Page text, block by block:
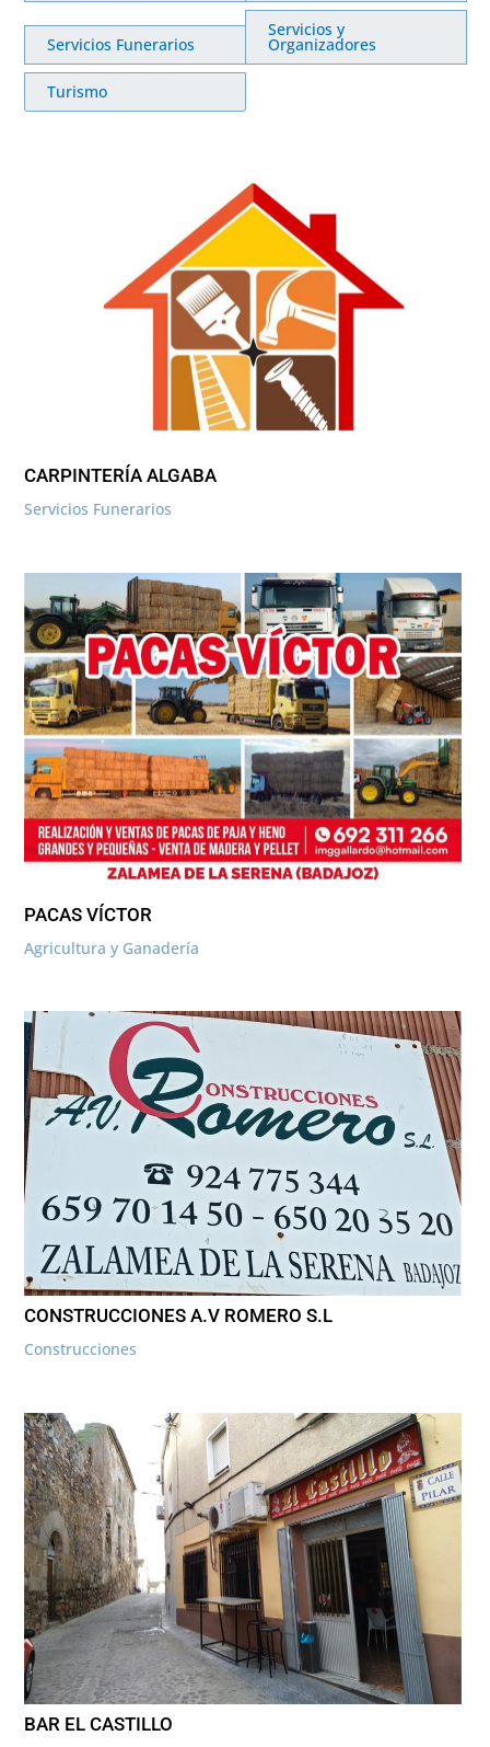
Servicios Funerarios
Servicios y
Organizadores
Turismo
CARPINTERÍA ALGABA
Servicios Funerarios
PACAS VÍCTOR
Agricultura y Ganadería
CONSTRUCCIONES A.V ROMERO S.L
Construcciones
BAR EL CASTILLO